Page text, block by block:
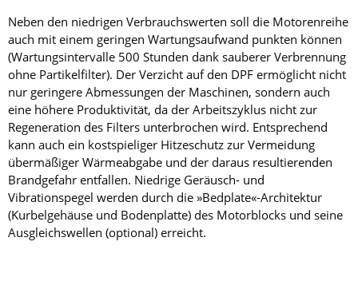
Neben den niedrigen Verbrauchswerten soll die Motorenreihe
auch mit einem geringen Wartungsaufwand punkten können
(Wartungsintervalle 500 Stunden dank sauberer Verbrennung
ohne Partikelfilter). Der Verzicht auf den DPF ermöglicht nicht
nur geringere Abmessungen der Maschinen, sondern auch
eine höhere Produktivität, da der Arbeitszyklus nicht zur
Regeneration des Filters unterbrochen wird. Entsprechend
kann auch ein kostspieliger Hitzeschutz zur Vermeidung
übermäßiger Wärmeabgabe und der daraus resultierenden
Brandgefahr entfallen. Niedrige Geräusch- und
Vibrationspegel werden durch die »Bedplate«-Architektur
(Kurbelgehäuse und Bodenplatte) des Motorblocks und seine
Ausgleichswellen (optional) erreicht.